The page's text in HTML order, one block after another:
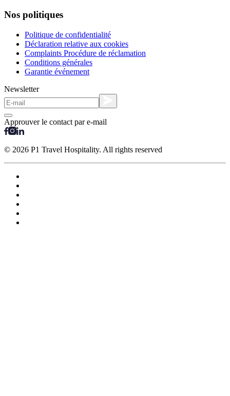
Nos politiques
Politique de confidentialité
Déclaration relative aux cookies
Complaints Procédure de réclamation
Conditions générales
Garantie événement
Newsletter
Approuver le contact par e-mail
© 2026 P1 Travel Hospitality. All rights reserved